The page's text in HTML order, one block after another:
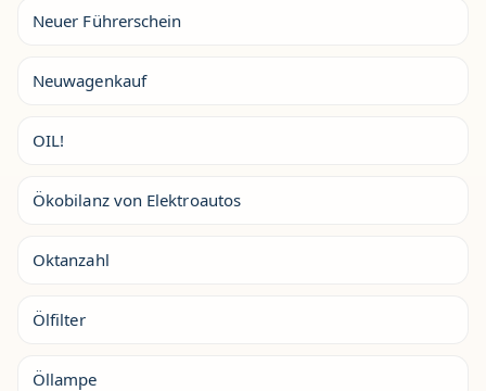
Neuer Führerschein
Neuwagenkauf
OIL!
Ökobilanz von Elektroautos
Oktanzahl
Ölfilter
Öllampe